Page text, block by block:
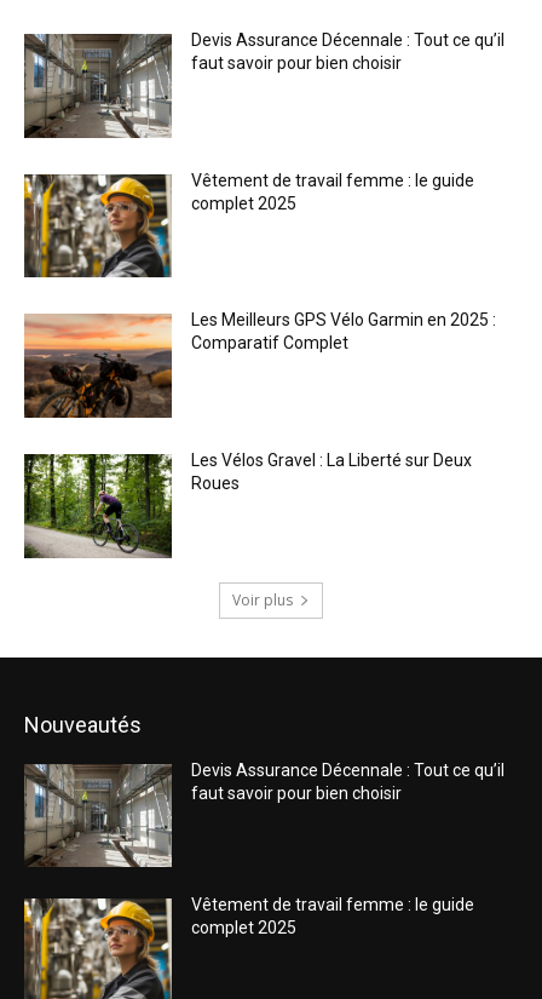
Devis Assurance Décennale : Tout ce qu’il
faut savoir pour bien choisir
Vêtement de travail femme : le guide
complet 2025
Les Meilleurs GPS Vélo Garmin en 2025 :
Comparatif Complet
Les Vélos Gravel : La Liberté sur Deux
Roues
Voir plus
Nouveautés
Devis Assurance Décennale : Tout ce qu’il
faut savoir pour bien choisir
Vêtement de travail femme : le guide
complet 2025